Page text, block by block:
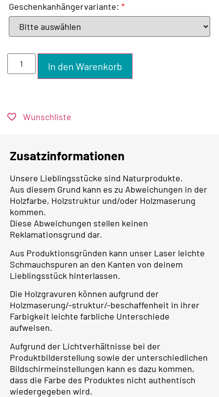
Geschenkanhängervariante: *
In den Warenkorb
Wunschliste
Zusatzinformationen
Unsere Lieblingsstücke sind Naturprodukte.
Aus diesem Grund kann es zu Abweichungen in der
Holzfarbe, Holzstruktur und/oder Holzmaserung
kommen.
Diese Abweichungen stellen keinen
Reklamationsgrund dar.
Aus Produktionsgründen kann unser Laser leichte
Schmauchspuren an den Kanten von deinem
Lieblingsstück hinterlassen.
Die Holzgravuren können aufgrund der
Holzmaserung/-struktur/-beschaffenheit in ihrer
Farbigkeit leichte farbliche Unterschiede
aufweisen.
Aufgrund der Lichtverhältnisse bei der
Produktbilderstellung sowie der unterschiedlichen
Bildschirmeinstellungen kann es dazu kommen,
dass die Farbe des Produktes nicht authentisch
wiedergegeben wird.